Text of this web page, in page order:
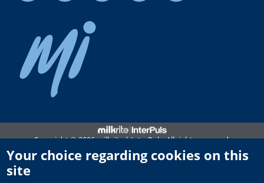
Copyright © 2026 milkrite | InterPuls. All rights reserved.
Privacy and Cookie Policy
Your choice regarding cookies on this
site